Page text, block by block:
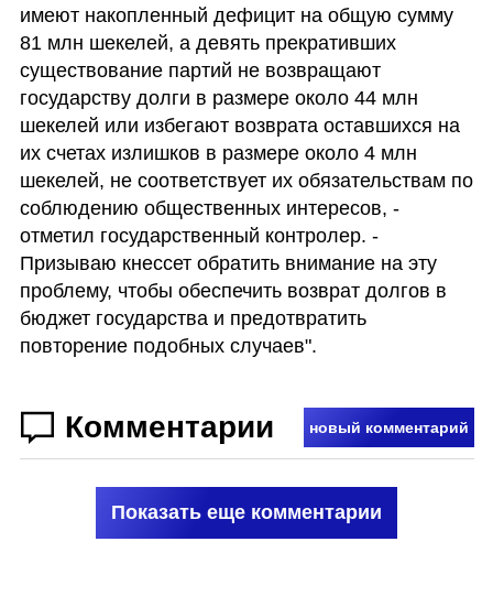
имеют накопленный дефицит на общую сумму
81 млн шекелей, а девять прекративших
существование партий не возвращают
государству долги в размере около 44 млн
шекелей или избегают возврата оставшихся на
их счетах излишков в размере около 4 млн
шекелей, не соответствует их обязательствам по
соблюдению общественных интересов, -
отметил государственный контролер. -
Призываю кнессет обратить внимание на эту
проблему, чтобы обеспечить возврат долгов в
бюджет государства и предотвратить
повторение подобных случаев".
Комментарии новый комментарий
Показать еще комментарии